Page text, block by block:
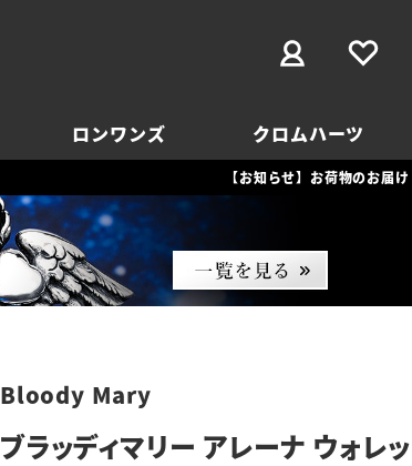
ロンワンズ クロムハーツ
【お知らせ】お荷物のお届
Bloody Mary
ブラッディマリー アレーナ ウォレ